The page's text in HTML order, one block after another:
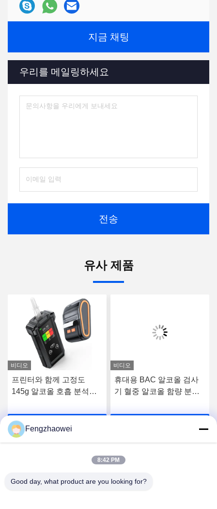
지금 채팅
우리를 메일링하세요
전송
유사 제품
비디오
프린터와 함께 고정도
145g 알코올 호흡 분석기
최상의 가격을 얻으세요
비디오
휴대용 BAC 알코올 검사
기 혈중 알코올 함량 분석
Fengzhaowei
8:42 PM
Good day, what product are you looking for?